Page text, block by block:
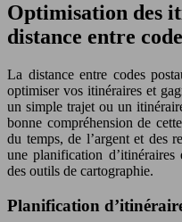
Optimisation des
distance entre
La distance entre codes
optimiser vos itinéraires et
un simple trajet ou un
bonne compréhension de
du temps, de l’argent et des
une planification
des outils de cartographie.
Planification